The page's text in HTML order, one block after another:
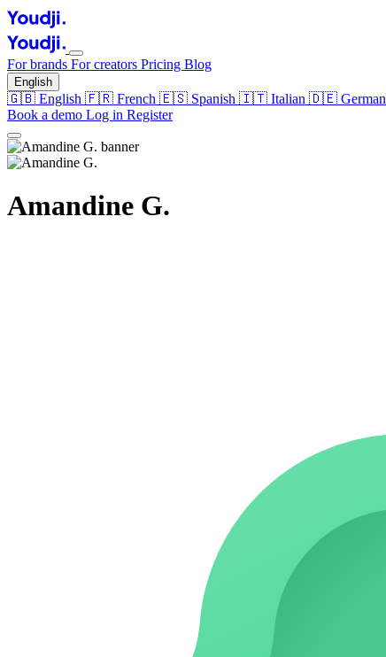
For brands For creators Pricing Blog
English
🇬🇧 English 🇫🇷 French 🇪🇸 Spanish 🇮🇹 Italian 🇩🇪 German
Book a demo Log in Register
Amandine G.